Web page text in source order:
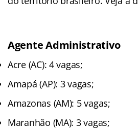
Agente Administrativo
Acre (AC): 4 vagas;
Amapá (AP): 3 vagas;
Amazonas (AM): 5 vagas;
Maranhão (MA): 3 vagas;